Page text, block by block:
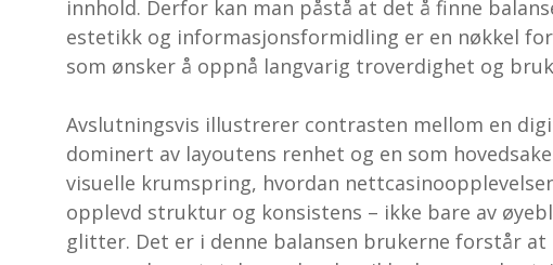
innhold. Derfor kan man påstå at det å finne
estetikk og informasjonsformidling er en nøkkel
som ønsker å oppnå langvarig troverdighet og
Avslutningsvis illustrerer contrasten mellom en
dominert av layoutens renhet og en som
visuelle krumspring, hvordan
opplevd struktur og konsistens – ikke bare av
glitter. Det er i denne balansen brukerne forstår